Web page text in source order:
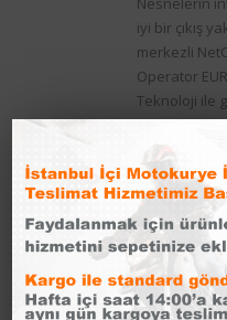
iyi bir çıkış
merkezli
Operator
Teknoloji ile
Aksu
Aksu by
devam
01 Ekim